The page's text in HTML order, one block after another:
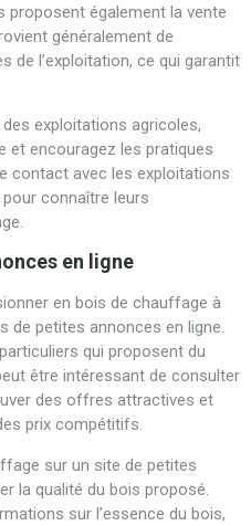
proposent également la vente
généralement de
de l’exploitation, ce qui garantit
exploitations agricoles,
et encouragez les pratiques
contact avec les exploitations
connaître leurs
en ligne
en bois de chauffage à
de petites annonces en ligne.
qui proposent du
être intéressant de consulter
des offres attractives et
prix compétitifs.
sur un site de petites
la qualité du bois proposé.
sur l’essence du bois,